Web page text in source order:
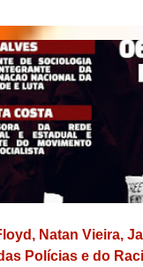
Natan Vieira,
Polícias e do